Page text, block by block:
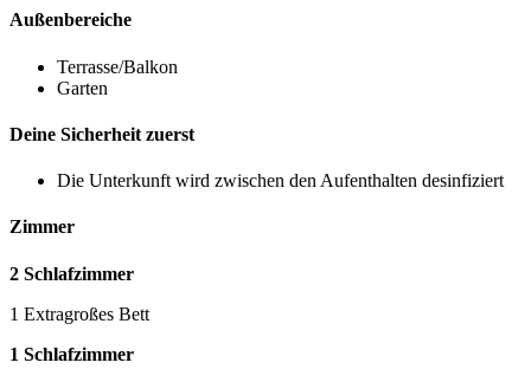
Außenbereiche
Terrasse/Balkon
Garten
Deine Sicherheit zuerst
Die Unterkunft wird zwischen den Aufenthalten desinfiziert
Zimmer
2 Schlafzimmer
1 Extragroßes Bett
1 Schlafzimmer